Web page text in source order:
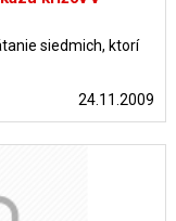
siedmich, ktorí
24.11.2009